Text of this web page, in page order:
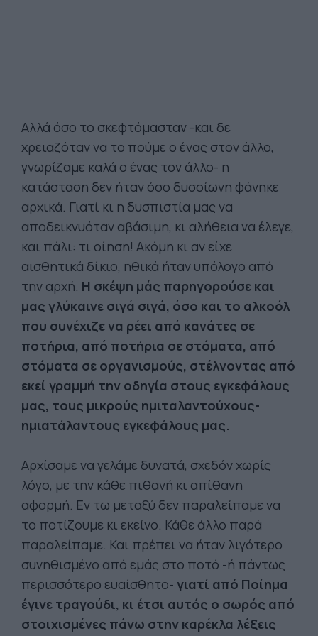
Αλλά όσο το σκεφτόμασταν -και δε
χρειαζόταν να το πούμε ο ένας στον άλλο,
γνωρίζαμε καλά ο ένας τον άλλο- η
κατάσταση δεν ήταν όσο δυσοίωνη φάνηκε
αρχικά. Γιατί κι η δυσπιστία μας να
αποδεικνυόταν αβάσιμη, κι αλήθεια να έλεγε,
και πάλι: τι οίηση! Ακόμη κι αν είχε
αισθητικά δίκιο, ηθικά ήταν υπόλογο από
την αρχή. Η σκέψη μάς παρηγορούσε και
μας γλύκαινε σιγά σιγά, όσο και το αλκοόλ
που συνέχιζε να ρέει από κανάτες σε
ποτήρια, από ποτήρια σε στόματα, από
στόματα σε οργανισμούς, στέλνοντας από
εκεί γραμμή την οδηγία στους εγκεφάλους
μας, τους μικρούς ημιταλαντούχους-
ημιατάλαντους εγκεφάλους μας.
Αρχίσαμε να γελάμε δυνατά, σχεδόν χωρίς
λόγο, με την κάθε πιθανή κι απίθανη
αφορμή. Εν τω μεταξύ δεν παραλείπαμε να
το ποτίζουμε κι εκείνο. Κάθε άλλο παρά
παραλείπαμε. Και πρέπει να ήταν λιγότερο
συνηθισμένο από εμάς στο ποτό -ή πάντως
περισσότερο ευαίσθητο- γιατί από Ποίημα
έγινε τραγούδι, κι έτσι αυτός ο σωρός από
στοιχισμένες πάνω στην καρέκλα λέξεις